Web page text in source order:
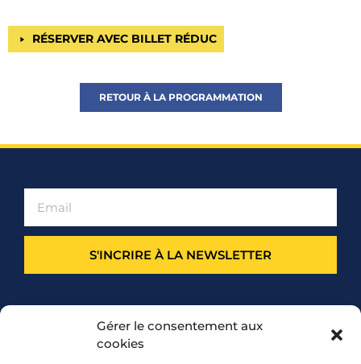
Gérer le consentement aux
cookies
RÉSERVER AVEC BILLET RÉDUC
RETOUR À LA PROGRAMMATION
S'INCRIRE À LA NEWSLETTER